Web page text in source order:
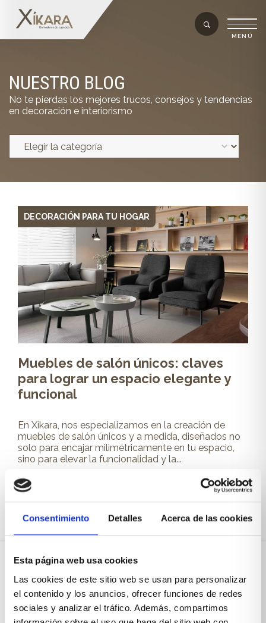
Consentimiento Detalles Acerca de las cookies
Esta página web usa cookies
Las cookies de este sitio web se usan para personalizar
el contenido y los anuncios, ofrecer funciones de redes
sociales y analizar el tráfico. Además, compartimos
NUESTRO BLOG
No te pierdas los mejores trucos, consejos y tendencias
en decoración e interiorismo
DECORACIÓN PARA TU HOGAR
Muebles de salón únicos: claves
para lograr un espacio elegante y
funcional
En Xíkara, nos especializamos en la creación de
muebles de salón únicos y a medida, diseñados no
solo para encajar milimétricamente en tu espacio,
sino para elevar la funcionalidad y la...
Leer más
Sobre Xíkara